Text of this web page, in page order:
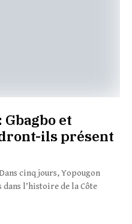
Gbagbo et
ils présent
cinq jours, Yopougon
l’histoire de la Côte